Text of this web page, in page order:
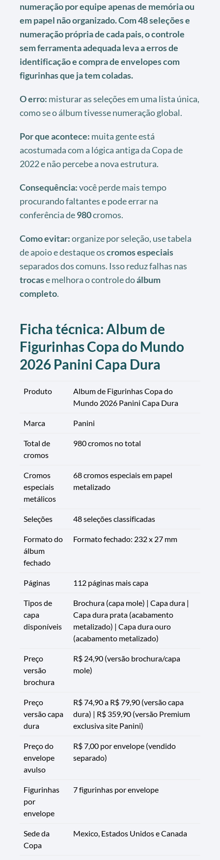
numeração por equipe apenas de memória ou
em papel não organizado. Com 48 seleções e
numeração própria de cada pais, o controle
sem ferramenta adequada leva a erros de
identificação e compra de envelopes com
figurinhas que ja tem coladas.
O erro: misturar as seleções em uma lista única,
como se o álbum tivesse numeração global.
Por que acontece: muita gente está
acostumada com a lógica antiga da Copa de
2022 e não percebe a nova estrutura.
Consequência:você perde mais tempo
procurando faltantes e pode errar na
conferência de980cromos.
Como evitar:organize por seleção, use tabela
de apoio e destaque oscromos especiais
separados dos comuns. Isso reduz falhas nas
trocase melhora o controle doálbum
completo.
Ficha técnica: Album de
Figurinhas Copa do Mundo
2026 Panini Capa Dura
Produto
Album de Figurinhas Copa do
Mundo 2026 Panini Capa Dura
Marca Panini
Total de
cromos
980 cromos no total
Cromos
especiais
metálicos
68 cromos especiais em papel
metalizado
Seleções 48 seleções classificadas
Formato do
álbum
fechado
Formato fechado: 232 x 27 mm
Páginas 112 páginas mais capa
Tipos de
capa
disponíveis
Brochura (capa mole) | Capa dura |
Capa dura prata (acabamento
metalizado) | Capa dura ouro
(acabamento metalizado)
Preço
versão
brochura
R$ 24,90 (versão brochura/capa
mole)
Preço
versão capa
dura
R$ 74,90 a R$ 79,90 (versão capa
dura) | R$ 359,90 (versão Premium
exclusiva site Panini)
Preço do
envelope
avulso
R$ 7,00 por envelope (vendido
separado)
Figurinhas
por
envelope
7 figurinhas por envelope
Sede da
Copa
Mexico, Estados Unidos e Canada